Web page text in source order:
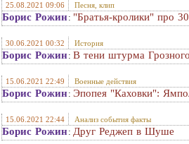
25.08.2021 09:06 Песня, клип
Борис Рожин: "Братья-кролики" про
30.06.2021 00:32 История
Борис Рожин: В тени штурма Грозного
15.06.2021 22:49 Военные действия
Борис Рожин: Эпопея "Каховки":
15.06.2021 22:44 Анализ события факты
Борис Рожин: Друг Реджеп в Шуше